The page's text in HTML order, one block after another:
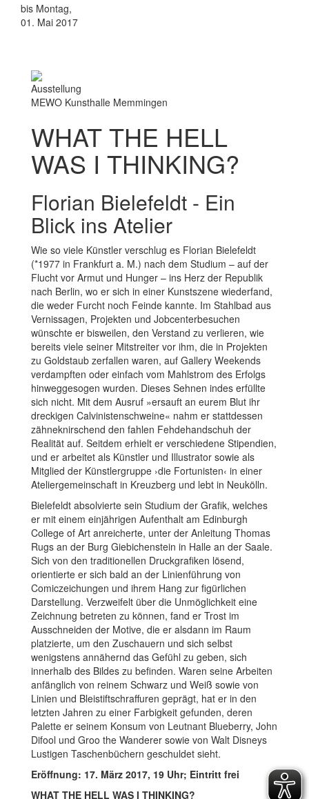
bis Montag,
01. Mai 2017
Ausstellung
MEWO Kunsthalle Memmingen
WHAT THE HELL
WAS I THINKING?
Florian Bielefeldt - Ein
Blick ins Atelier
Wie so viele Künstler verschlug es Florian Bielefeldt
(*1977 in Frankfurt a. M.) nach dem Studium – auf der
Flucht vor Armut und Hunger – ins Herz der Republik
nach Berlin, wo er sich in einer Kunstszene wiederfand,
die weder Furcht noch Feinde kannte. Im Stahlbad aus
Vernissagen, Projekten und Jobcenterbesuchen
wünschte er bisweilen, den Verstand zu verlieren, wie
bereits viele seiner Mitstreiter vor ihm, die in Projekten
zu Goldstaub zerfallen waren, auf Gallery Weekends
verdampften oder einfach vom Mahlstrom des Erfolgs
hinweggesogen wurden. Dieses Sehnen indes erfüllte
sich nicht. Mit dem Ausruf »ersauft an eurem Blut ihr
dreckigen Calvinistenschweine« nahm er stattdessen
zähneknirschend den fahlen Fehdehandschuh der
Realität auf. Seitdem erhielt er verschiedene Stipendien,
und er arbeitet als Künstler und Illustrator sowie als
Mitglied der Künstlergruppe ›die Fortunisten‹ in einer
Ateliergemeinschaft in Kreuzberg und lebt in Neukölln.
Bielefeldt absolvierte sein Studium der Grafik, welches
er mit einem einjährigen Aufenthalt am Edinburgh
College of Art anreicherte, unter der Anleitung Thomas
Rugs an der Burg Giebichenstein in Halle an der Saale.
Sich von den traditionellen Druckgrafiken lösend,
orientierte er sich bald an der Linienführung von
Comiczeichungen und ihrem Hang zur figürlichen
Darstellung. Verzweifelt über die Unmöglichkeit eine
Zeichnung betreten zu können, fand er Trost im
Ausschneiden der Motive, die er alsdann im Raum
platzierte, um den Zuschauern und sich selbst
wenigstens annähernd das Gefühl zu geben, sich
innerhalb des Bildes zu befinden. Waren seine Arbeiten
anfänglich von reinem Schwarz und Weiß sowie von
Linien und Bleistiftschraffuren geprägt, hat er in den
letzten Jahren zu einer Farbigkeit gefunden, deren
Palette er seinem Konsum von Leutnant Blueberry, John
Difool und Groo the Wanderer sowie von Walt Disneys
Lustigen Taschenbüchern geschuldet sieht.
Eröffnung: 17. März 2017, 19 Uhr; Eintritt frei
WHAT THE HELL WAS I THINKING?